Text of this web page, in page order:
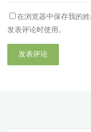
在浏览器中保存我的
发表评论时使用。